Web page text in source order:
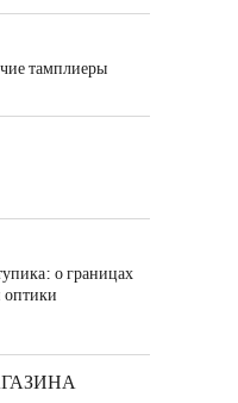
тамплиеры
о границах
оптики